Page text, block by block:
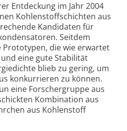
Entdeckung im Jahr 2004
Kohlenstoffschichten aus
Kandidaten für
Seitdem
die wie erwartet
eine gute Stabilität
blieb zu gering, um
konkurrieren zu können.
eine Forschergruppe aus
Kombination aus
aus Kohlenstoff